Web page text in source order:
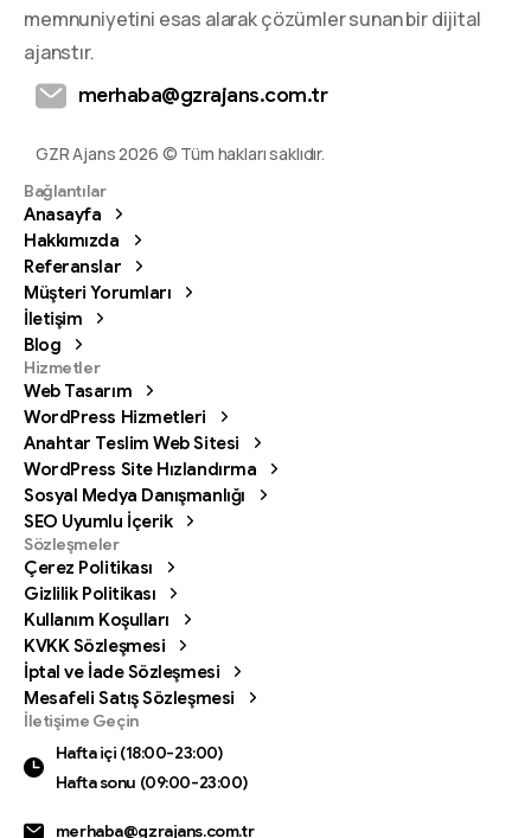
memnuniyetini esas alarak çözümler sunan bir dijital
ajanstır.
merhaba@gzrajans.com.tr
GZR Ajans 2026 © Tüm hakları saklıdır.
Bağlantılar
Anasayfa
Hakkımızda
Referanslar
Müşteri Yorumları
İletişim
Blog
Hizmetler
Web Tasarım
WordPress Hizmetleri
Anahtar Teslim Web Sitesi
WordPress Site Hızlandırma
Sosyal Medya Danışmanlığı
SEO Uyumlu İçerik
Sözleşmeler
Çerez Politikası
Gizlilik Politikası
Kullanım Koşulları
KVKK Sözleşmesi
İptal ve İade Sözleşmesi
Mesafeli Satış Sözleşmesi
İletişime Geçin
Hafta içi (18:00-23:00)
Hafta sonu (09:00-23:00)
merhaba@gzrajans.com.tr
Bizi arayın
Hafta içi (18:00-23:00) Hafta sonu (09:00-23:00)
0342 606 07 21